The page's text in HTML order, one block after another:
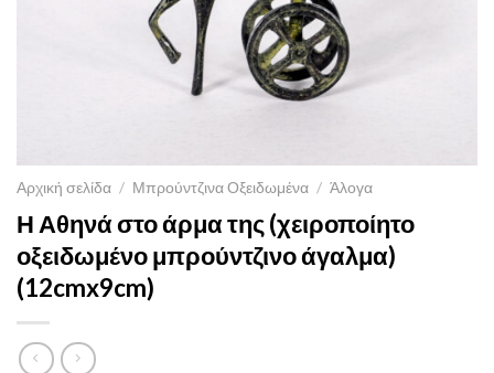
Αρχική σελίδα / Μπρούντζινα Οξειδωμένα / Άλογα
Η Αθηνά στο άρμα της (χειροποίητο
οξειδωμένο μπρούντζινο άγαλμα)
(12cmx9cm)